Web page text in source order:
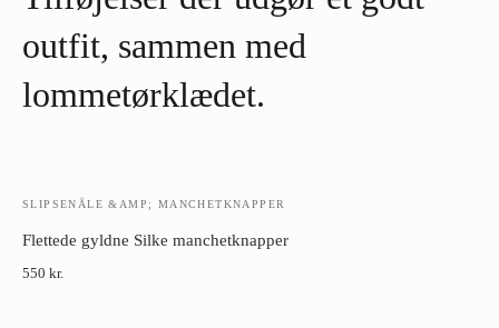
outfit, sammen med
lommetørklædet.
SLIPSENÅLE &AMP; MANCHETKNAPPER
Flettede gyldne Silke manchetknapper
550 kr.